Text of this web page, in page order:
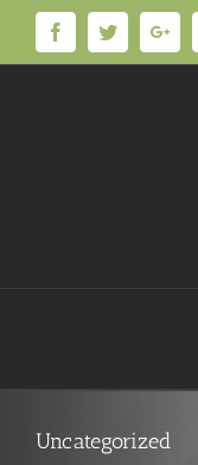
FacebookTwitter
Uncategorized